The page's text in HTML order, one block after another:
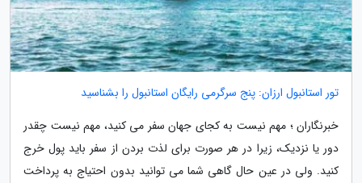
تور استانبول ارزان: پنج سرگرمی رایگان استانبول را بشناسید
خبرنگاران ؛ مهم نیست به کجای جهان سفر می کنید، مهم نیست چقدر
دور یا نزدیک، زیرا در هر صورت برای لذت بردن از سفر باید پول خرج
کنید. ولی در عین حال گاهی شما می توانید بدون احتیاج به پرداخت